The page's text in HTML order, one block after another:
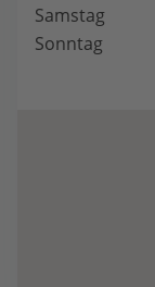
Samstag
Sonntag